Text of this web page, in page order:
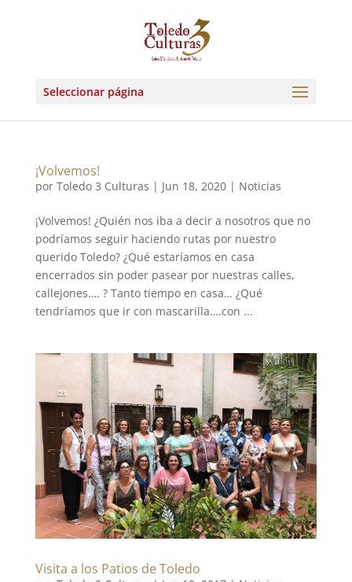
Seleccionar página
¡Volvemos!
por Toledo 3 Culturas | Jun 18, 2020| Noticias
¡Volvemos! ¿Quién nos iba a decir a nosotros que no
podríamos seguir haciendo rutas por nuestro
querido Toledo? ¿Qué estaríamos en casa
encerrados sin poder pasear por nuestras calles,
callejones…. ? Tanto tiempo en casa… ¿Qué
tendríamos que ir con mascarilla….con ...
Visita a los Patios de Toledo